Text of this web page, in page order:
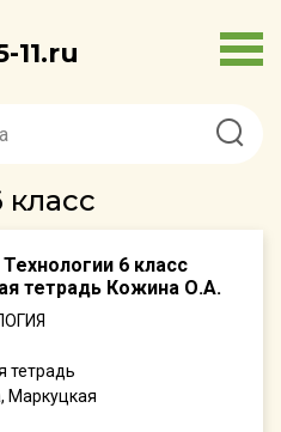
11.ru
класс
6 класс
тетрадь Кожина О.А.
тетрадь
Маркуцкая